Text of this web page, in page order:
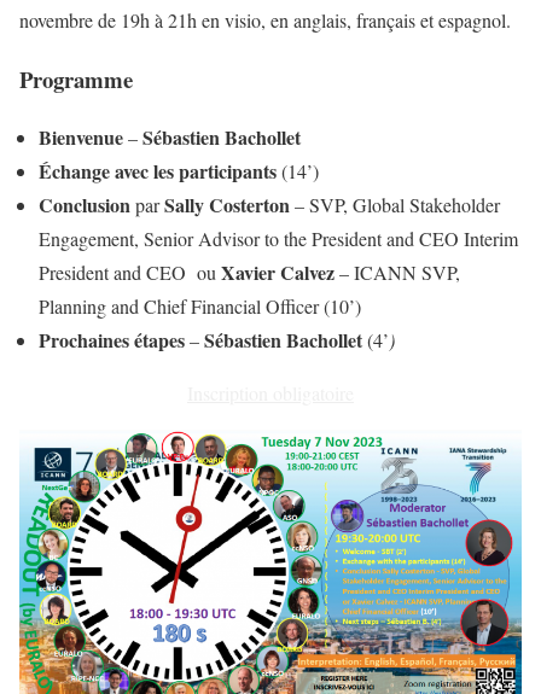
novembre de 19h à 21h en visio, en anglais, français et espagnol.
Programme
Bienvenue–Sébastien Bachollet
Échange avec les participants(14’)
ConclusionparSally Costerton– SVP, Global Stakeholder
Engagement, Senior Advisor to the President and CEO Interim
President and CEO ouXavier Calvez– ICANN SVP,
Planning and Chief Financial Officer (10’)
Prochaines étapes–Sébastien Bachollet(4’)